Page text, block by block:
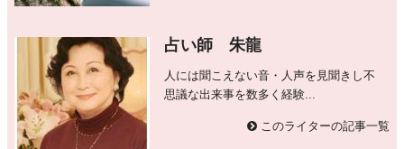
占い師 朱龍
人には聞こえない音・人声を見聞きし不
思議な出来事を数多く経験...
このライターの記事一覧